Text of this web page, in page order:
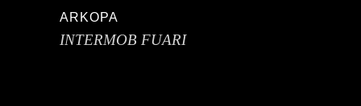
ARKOPA
INTERMOB FUARI